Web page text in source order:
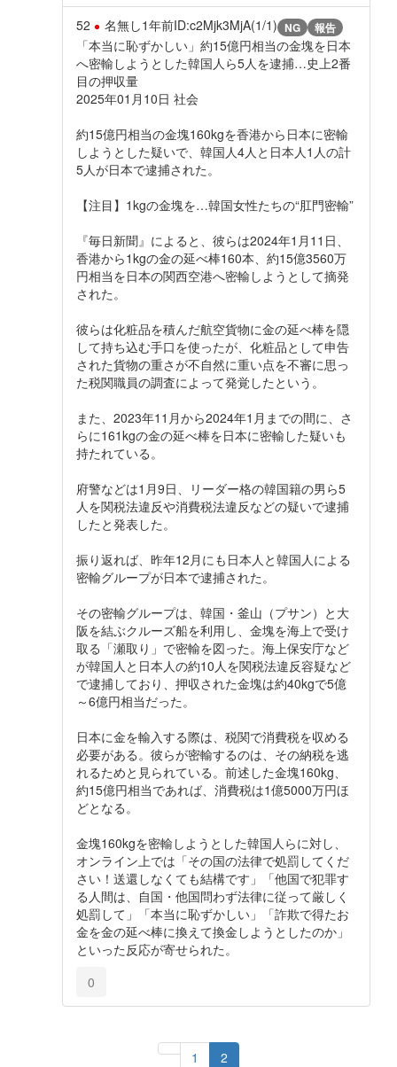
52 名無し1年前ID:c2Mjk3MjA(1/1) NG 報告
「本当に恥ずかしい」約15億円相当の金塊を日本
へ密輸しようとした韓国人ら5人を逮捕…史上2番
目の押収量
2025年01月10日 社会
約15億円相当の金塊160kgを香港から日本に密輸
しようとした疑いで、韓国人4人と日本人1人の計
5人が日本で逮捕された。
【注目】1kgの金塊を…韓国女性たちの“肛門密輸”
『毎日新聞』によると、彼らは2024年1月11日、
香港から1kgの金の延べ棒160本、約15億3560万
円相当を日本の関西空港へ密輸しようとして摘発
された。
彼らは化粧品を積んだ航空貨物に金の延べ棒を隠
して持ち込む手口を使ったが、化粧品として申告
された貨物の重さが不自然に重い点を不審に思っ
た税関職員の調査によって発覚したという。
また、2023年11月から2024年1月までの間に、さ
らに161kgの金の延べ棒を日本に密輸した疑いも
持たれている。
府警などは1月9日、リーダー格の韓国籍の男ら5
人を関税法違反や消費税法違反などの疑いで逮捕
したと発表した。
振り返れば、昨年12月にも日本人と韓国人による
密輸グループが日本で逮捕された。
その密輸グループは、韓国・釜山（プサン）と大
阪を結ぶクルーズ船を利用し、金塊を海上で受け
取る「瀬取り」で密輸を図った。海上保安庁など
が韓国人と日本人の約10人を関税法違反容疑など
で逮捕しており、押収された金塊は約40kgで5億
～6億円相当だった。
日本に金を輸入する際は、税関で消費税を収める
必要がある。彼らが密輸するのは、その納税を逃
れるためと見られている。前述した金塊160kg、
約15億円相当であれば、消費税は1億5000万円ほ
どとなる。
金塊160kgを密輸しようとした韓国人らに対し、
オンライン上では「その国の法律で処罰してくだ
さい！送還しなくても結構です」「他国で犯罪す
る人間は、自国・他国問わず法律に従って厳しく
処罰して」「本当に恥ずかしい」「詐欺で得たお
金を金の延べ棒に換えて換金しようとしたのか」
といった反応が寄せられた。
0
1 2